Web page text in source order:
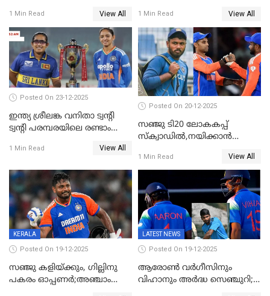
സച്ചിന്‍റെ റെക്കോഡ് മറികടന്ന്
കോഹ്‌ലി, രോഹിത്
വാർണർക്കൊപ്പം
1 Min Read View All
റെക്കോഡുമായി
ഇന്തോനേഷ്യൻ താരം
1 Min Read View All
Posted On 23-12-2025
ഇന്ത്യ ശ്രീലങ്ക വനിതാ ട്വന്റി
ട്വന്റി പരമ്പരയിലെ രണ്ടാം
1 Min Read View All
Posted On 20-12-2025
സഞ്ജു ടി20 ലോകകപ്പ്
സ്‌ക്വാഡിൽ,നയിക്കാൻ
പ്രഖ്യാപിച്ച് ബി.സി.സി.ഐ
1 Min Read View All
KERALA
Posted On 19-12-2025
സഞ്ജു കളിയ്ക്കും, ഗില്ലിനു
പകരം ഓപ്പണർ;അഞ്ചാം
LATEST NEWS
Posted On 19-12-2025
ആരോൺ വർഗീസിനും
വിഹാനും അർദ്ധ സെഞ്ചുറി;